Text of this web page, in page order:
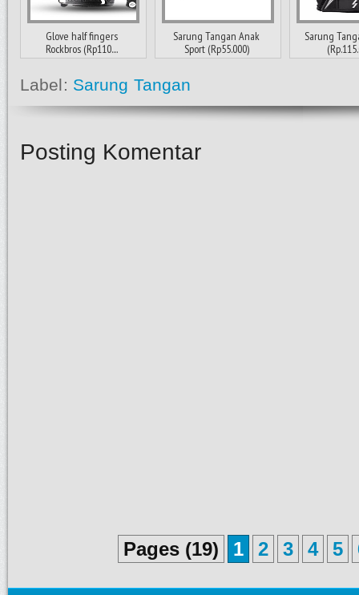
Glove half fingers
Rockbros (Rp110....
Sarung Tangan Anak
Sport (Rp55.000)
Sarung
Label: Sarung Tangan
Posting Komentar
Pages (19) 1 2 3 4 5